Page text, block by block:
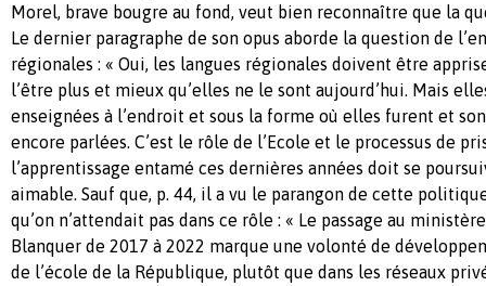
Morel, brave bougre au fond, veut bien reconnaître que la
Le dernier paragraphe de son opus aborde la question de
régionales : « Oui, les langues régionales doivent être
l’être plus et mieux qu’elles ne le sont aujourd’hui. Mais
enseignées à l’endroit et sous la forme où elles furent et
encore parlées. C’est le rôle de l’Ecole et le processus de
l’apprentissage entamé ces dernières années doit se
aimable. Sauf que, p. 44, il a vu le parangon de cette
qu’on n’attendait pas dans ce rôle : « Le passage au
Blanquer de 2017 à 2022 marque une volonté de
de l’école de la République, plutôt que dans les réseaux